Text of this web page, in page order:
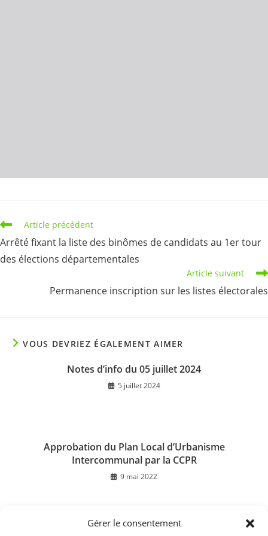
Gérer le consentement
Read
more
articles
Article précédent
Arrêté fixant la liste des binômes de candidats au 1er tour
des élections départementales
Article suivant
Permanence inscription sur les listes électorales
VOUS DEVRIEZ ÉGALEMENT AIMER
Notes d’info du 05 juillet 2024
5 juillet 2024
Approbation du Plan Local d’Urbanisme
Intercommunal par la CCPR
9 mai 2022
Fleurissement du Village, quelques photos